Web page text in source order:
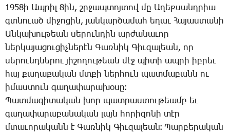
1958ի Ապ­րիլ 8ին, շրջապ­տոյ­տով մը Ա­ղեք­սանդ­րիա
գտնո­ւած մի­ջո­ցին, յան­կար­ծա­մահ ե­ղաւ ­Հա­յաս­տա­նի
Ան­կա­խու­թեան սե­րուն­դին ար­ժա­նա­ւոր
ներ­կա­յա­ցու­ցիչ­նե­րէն ­Գառ­նիկ ­Գիւ­զա­լեան, որ
սե­րունդ­նե­րու յի­շո­ղու­թեան մէջ պի­տի ապ­րի իբ­րեւ
հայ քա­ղա­քա­կան մտքի ներ­հուն պատ­մա­բանն ու
ի­մաս­տուն գա­ղա­փա­րա­խօ­սը։
­Պատ­մա­գի­տա­կան խոր պատ­րաս­տու­թեամբ եւ
գա­ղա­փա­րա­բա­նա­կան լայն հո­րի­զո­նի տէր
մտա­ւո­րա­կանն է ­Գառ­նիկ ­Գիւ­զա­լեան։ ­Պար­բե­րա­կան